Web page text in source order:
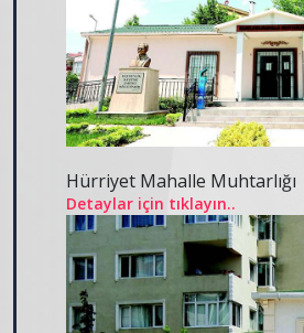
Hürriyet Mahalle Muhtarlığı
Detaylar için tıklayın..